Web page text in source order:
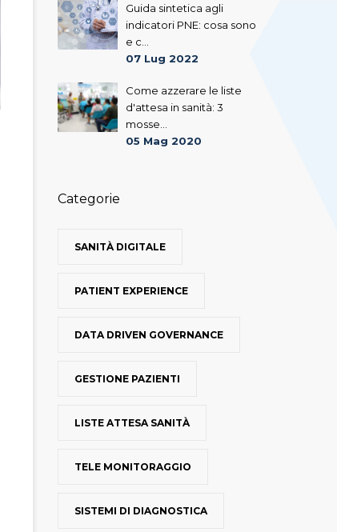
Guida sintetica agli
indicatori PNE: cosa sono
e c...
07 Lug 2022
Come azzerare le liste
d'attesa in sanità: 3
mosse...
05 Mag 2020
Categorie
SANITÀ DIGITALE
PATIENT EXPERIENCE
DATA DRIVEN GOVERNANCE
GESTIONE PAZIENTI
LISTE ATTESA SANITÀ
TELE MONITORAGGIO
SISTEMI DI DIAGNOSTICA